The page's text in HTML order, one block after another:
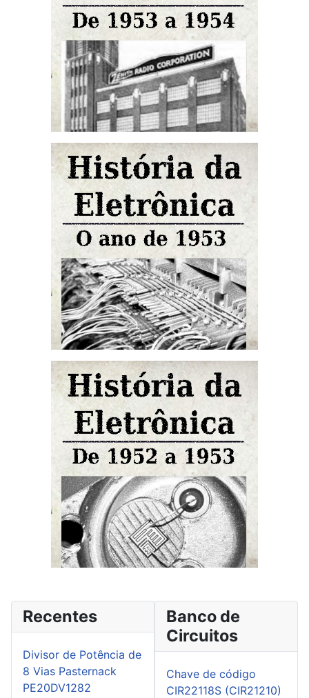
Recentes
Divisor de Potência de
8 Vias Pasternack
PE20DV1282
Banco de
Circuitos
Chave de código
CIR22118S (CIR21210)